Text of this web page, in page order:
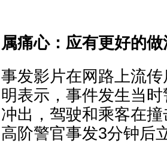
属痛心：应有更好的做
事发影片在网路上流
明表示，事件发生当
冲出，驾驶和乘客在
高阶警官事发3分钟后